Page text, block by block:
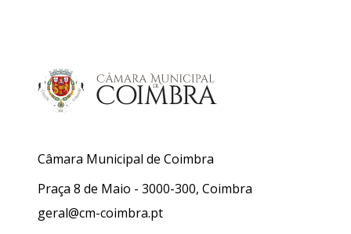
Câmara Municipal de Coimbra
Praça 8 de Maio - 3000-300, Coimbra
geral@cm-coimbra.pt